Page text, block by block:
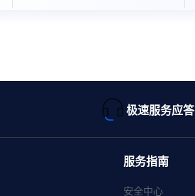
极速服务应答
服务指南
安全中心